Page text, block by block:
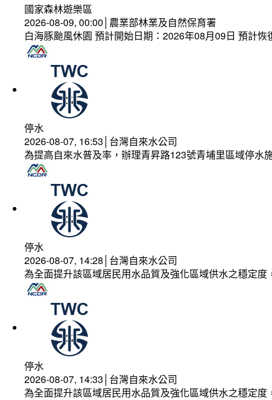
國家森林遊樂區
2026-08-09, 00:00│農業部林業及自然保育署
白海豚颱風休園 預計開始日期：2026年08月09日 預計
停水
2026-08-07, 16:53│台灣自來水公司
為提高自來水普及率，辦理青昇路123號青埔里區域停水
停水
2026-08-07, 14:28│台灣自來水公司
為全面提升該區域居民用水品質及強化區域供水之穩定
停水
2026-08-07, 14:33│台灣自來水公司
為全面提升該區域居民用水品質及強化區域供水之穩定